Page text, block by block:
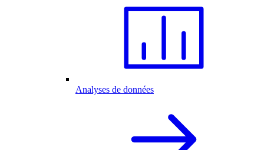
Analyses de données